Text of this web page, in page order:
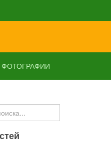
ФОТОГРАФИИ